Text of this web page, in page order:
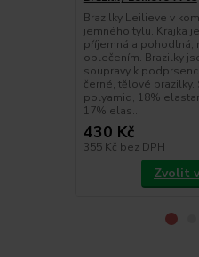
Brazilky Leilieve v
jemného tylu. Krajka
příjemná a pohodlná,
oblečením. Brazilky
soupravy k
černé, tělové brazilky.
polyamid, 18%
17% elas...
430 Kč
355 Kč bez DPH
Zvolit